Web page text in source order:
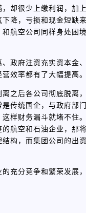
却很少上缴利润，加
降，亏损和现金短缺
航空公司同样身处困
政府注资充实资本金
效率都有了大幅提高。
之后各公司彻底脱离
传统国企，与政府部
样财务漏斗就堵不住
航空和石油企业，那将
构，而集团公司的出
充分竞争和繁荣发展